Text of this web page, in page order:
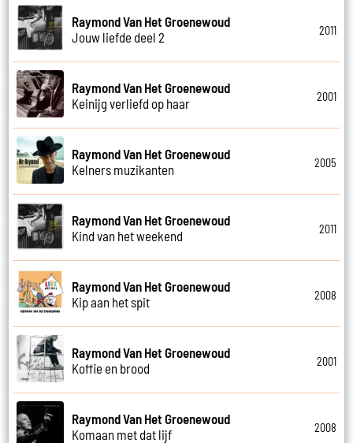
Raymond Van Het Groenewoud
Jouw liefde deel 2
2011
Raymond Van Het Groenewoud
Keinijg verliefd op haar
2001
Raymond Van Het Groenewoud
Kelners muzikanten
2005
Raymond Van Het Groenewoud
Kind van het weekend
2011
Raymond Van Het Groenewoud
Kip aan het spit
2008
Raymond Van Het Groenewoud
Koffie en brood
2001
Raymond Van Het Groenewoud
Komaan met dat lijf
2008